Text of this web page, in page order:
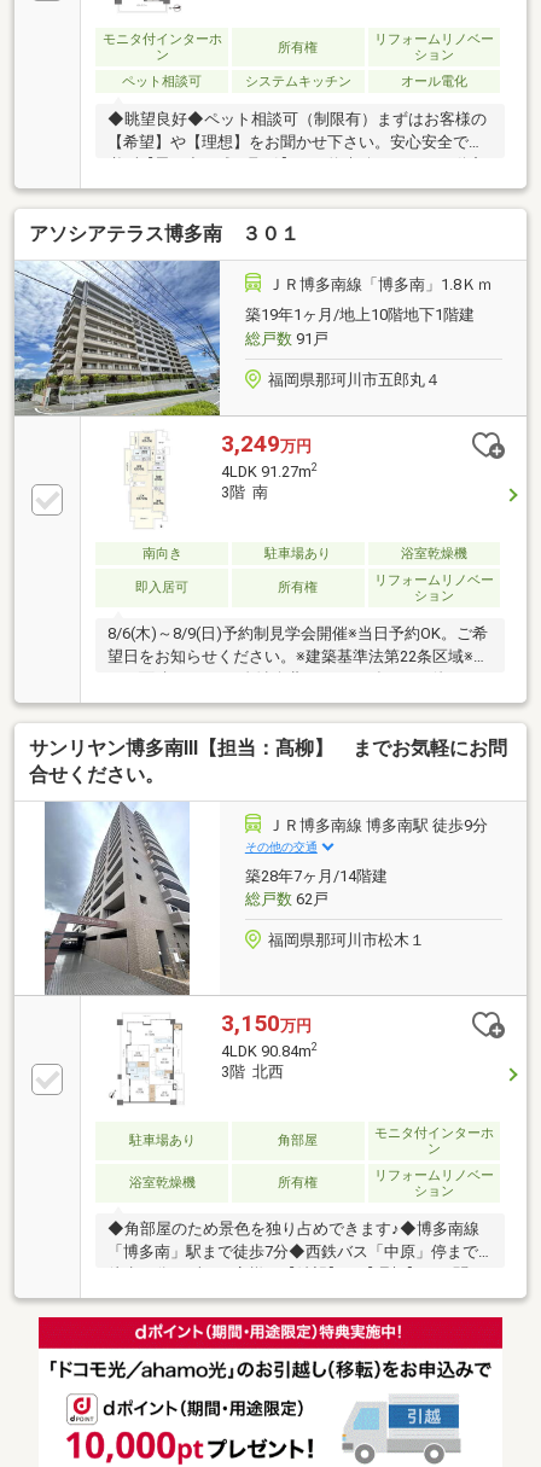
モニタ付インターホ
ン
所有権
リフォームリノベー
ション
ペット相談可
システムキッチン オール電化
◆眺望良好◆ペット相談可（制限有）まずはお客様の
【希望】や【理想】をお聞かせ下さい。安心安全で、
のことなら、信頼の近鉄グループ【近鉄不動産・高
柳】にお任せ下さい!!【資料請求】又は【見学予約】ボ
タンをクリック又は近鉄不動産 大橋営業所【フリーダ
イヤル:0800-111-2084】までお気軽にご連絡下さいま
せ。までお気軽にご連絡下さいませ。
アソシアテラス博多南 ３０１
ＪＲ博多南線「博多南」1.8Ｋｍ
築19年1ヶ月/地上10階地下1階建
総戸数91戸
福岡県那珂川市五郎丸４
3,249万円
4LDK 91.27m2
3階 南
南向き 駐車場あり 浴室乾燥機
即入居可 所有権
リフォームリノベー
ション
8/6(木)～8/9(日)予約制見学会開催※当日予約OK。ご希
望日をお知らせください。※建築基準法第22条区域※ポ
ーチ面積：8.25㎡※自治会費：1000円/年※その他月
額：町内会費※情報と現況が相違する場合は、現況優
先とします。※司法書士は売主の指定になります。※通
学の区域に関しては自治体や教育委員会等にご確認く
ださい。
サンリヤン博多南Ⅲ【担当：髙柳】 までお気軽にお問
合せください。
ＪＲ博多南線 博多南駅 徒歩9分
その他の交通
築28年7ヶ月/14階建
総戸数62戸
福岡県那珂川市松木１
3,150万円
4LDK 90.84m2
3階 北西
駐車場あり 角部屋
モニタ付インターホ
ン
浴室乾燥機 所有権
リフォームリノベー
ション
◆角部屋のため景色を独り占めできます♪◆博多南線
「博多南」駅まで徒歩7分◆西鉄バス「中原」停まで
徒歩１分まずはお客様の【希望】や【理想】をお聞か
せ下さい。安心安全で、必ず【思い出に残る取引】を
お約束致します。不動産のことなら、信頼の近鉄グル
ープ【近鉄不動産・高柳】にお任せ下さい!!【資料請
求】又は【見学予約】ボタンをクリック又は近鉄不動
お気軽にご連絡下さいませ。までお気軽にご連絡下さ
いませ。